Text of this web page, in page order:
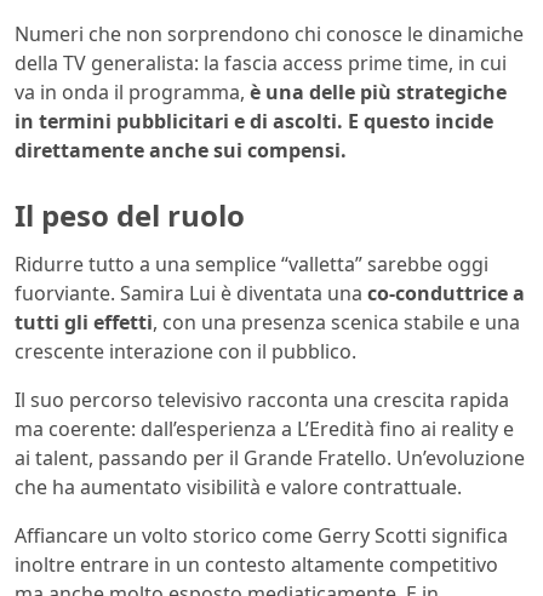
Numeri che non sorprendono chi conosce le dinamiche
della TV generalista: la fascia access prime time, in cui
va in onda il programma, è una delle più strategiche
in termini pubblicitari e di ascolti. E questo incide
direttamente anche sui compensi.
Il peso del ruolo
Ridurre tutto a una semplice “valletta” sarebbe oggi
fuorviante. Samira Lui è diventata una co-conduttrice a
tutti gli effetti, con una presenza scenica stabile e una
crescente interazione con il pubblico.
Il suo percorso televisivo racconta una crescita rapida
ma coerente: dall’esperienza a L’Eredità fino ai reality e
ai talent, passando per il Grande Fratello. Un’evoluzione
che ha aumentato visibilità e valore contrattuale.
Affiancare un volto storico come Gerry Scotti significa
inoltre entrare in un contesto altamente competitivo